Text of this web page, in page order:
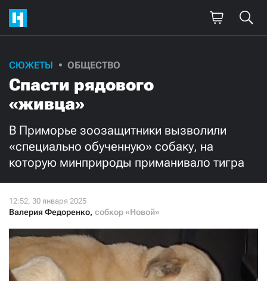
СЮЖЕТЫ ОБЩЕСТВО
Спасти рядового
«живца»
В Приморье зоозащитники вызволили
«специально обученную» собаку, на
которую минприроды приманивало тигра
Валерия Федоренко, собкор «Новой»